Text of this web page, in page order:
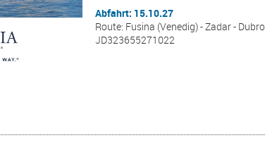
Abfahrt: 15.10.27
Route: Fusina (Venedig) - Zadar -
JD323655271022